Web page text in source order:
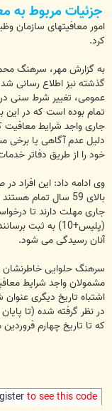
ت
جزئیات مربوط به
امور معافیتهای سازمان
کرد.
به گزارش مهر، سرهنگ
گذشته نیز اطلاع رسانی
تمام بوده است که در این
دلیل عدم آگاهی یا برخی
خود را از طریق دفاتر خدمات
وی ادامه داد: این افراد
بالای 59 سال
جاری مهلت دارند تا
آنان رسیدگی می شود.
سرهنگ حلوایی خاطرنشان
اشتباه تاریخ دیگری
که تا تاریخ چهارم
to see this code